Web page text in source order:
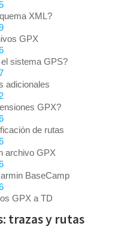
XML?
GPX
sistema GPS?
adicionales
GPX?
de rutas
archivo GPX
BaseCamp
GPX a TD
trazas y rutas